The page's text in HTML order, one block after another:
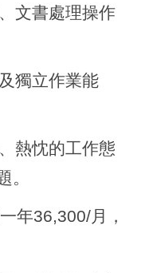
文書處理操作
獨立作業能
熱忱的工作態
。
年36,300/月，